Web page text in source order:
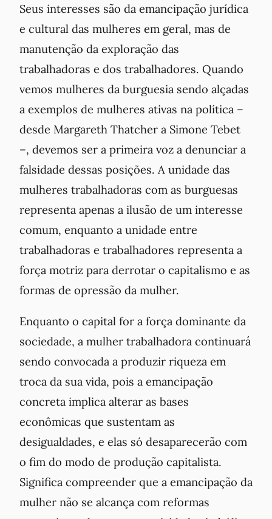
Seus interesses são da emancipação jurídica
e cultural das mulheres em geral, mas de
manutenção da exploração das
trabalhadoras e dos trabalhadores. Quando
vemos mulheres da burguesia sendo alçadas
a exemplos de mulheres ativas na política –
desde Margareth Thatcher a Simone Tebet
–, devemos ser a primeira voz a denunciar a
falsidade dessas posições. A unidade das
mulheres trabalhadoras com as burguesas
representa apenas a ilusão de um interesse
comum, enquanto a unidade entre
trabalhadoras e trabalhadores representa a
força motriz para derrotar o capitalismo e as
formas de opressão da mulher.
Enquanto o capital for a força dominante da
sociedade, a mulher trabalhadora continuará
sendo convocada a produzir riqueza em
troca da sua vida, pois a emancipação
concreta implica alterar as bases
econômicas que sustentam as
desigualdades, e elas só desaparecerão com
o fim do modo de produção capitalista.
Significa compreender que a emancipação da
mulher não se alcança com reformas